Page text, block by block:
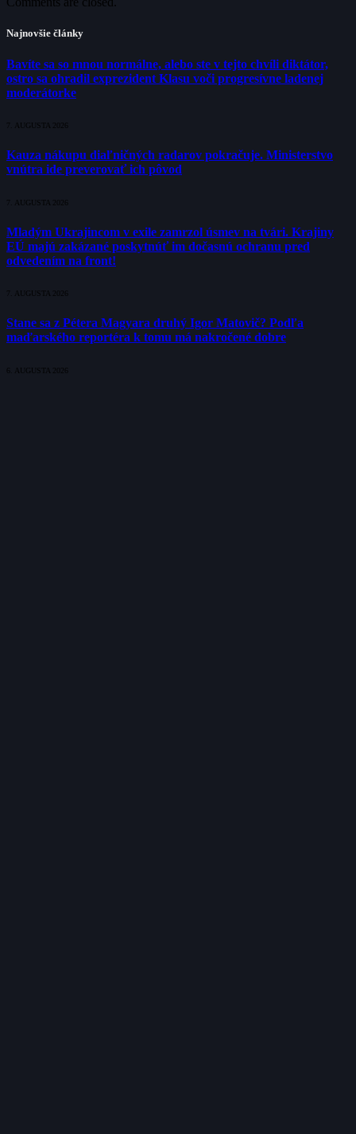
Najnovšie články
Bavíte sa so mnou normálne, alebo ste v tejto chvíli diktátor,
ostro sa ohradil exprezident Klasu voči progresívne ladenej
moderátorke
7. AUGUSTA 2026
Kauza nákupu diaľničných radarov pokračuje. Ministerstvo
vnútra ide preverovať ich pôvod
7. AUGUSTA 2026
Mladým Ukrajincom v exile zamrzol úsmev na tvári. Krajiny
EÚ majú zakázané poskytnúť im dočasnú ochranu pred
odvedením na front!
7. AUGUSTA 2026
Stane sa z Pétera Magyara druhý Igor Matovič? Podľa
maďarského reportéra k tomu má nakročené dobre
6. AUGUSTA 2026